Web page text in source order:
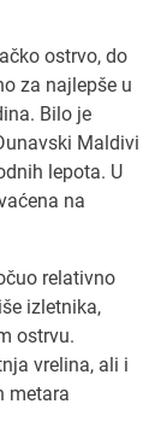
ostrvo, do
za najlepše u
Bilo je
Maldivi
lepota. U
na
relativno
izletnika,
ostrvu.
vrelina, ali i
metara